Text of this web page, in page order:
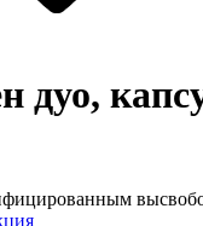
дуо,